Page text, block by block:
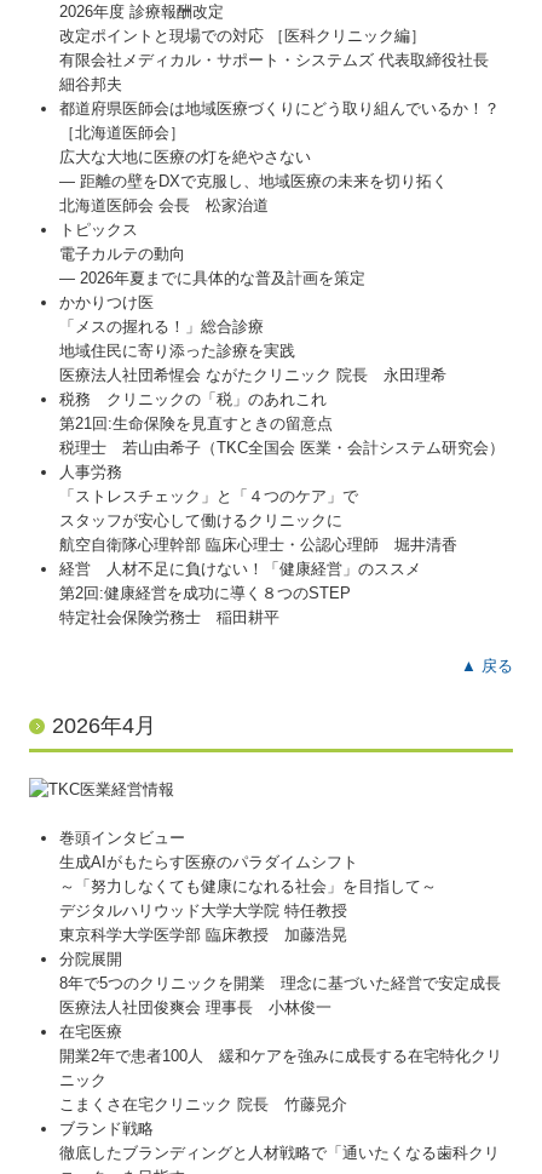
2026年度 診療報酬改定
改定ポイントと現場での対応 ［医科クリニック編］
有限会社メディカル・サポート・システムズ 代表取締役社長
細谷邦夫
都道府県医師会は地域医療づくりにどう取り組んでいるか！？
［北海道医師会］
広大な大地に医療の灯を絶やさない
― 距離の壁をDXで克服し、地域医療の未来を切り拓く
北海道医師会 会長 松家治道
トピックス
電子カルテの動向
― 2026年夏までに具体的な普及計画を策定
かかりつけ医
「メスの握れる！」総合診療
地域住民に寄り添った診療を実践
医療法人社団希惺会 ながたクリニック 院長 永田理希
税務 クリニックの「税」のあれこれ
第21回:生命保険を見直すときの留意点
税理士 若山由希子（TKC全国会 医業・会計システム研究会）
人事労務
「ストレスチェック」と「４つのケア」で
スタッフが安心して働けるクリニックに
航空⾃衛隊⼼理幹部 臨床⼼理⼠・公認⼼理師 堀井清⾹
経営 人材不足に負けない！「健康経営」のススメ
第2回:健康経営を成功に導く８つのSTEP
特定社会保険労務士 稲田耕平
▲ 戻る
2026年4月
巻頭インタビュー
生成AIがもたらす医療のパラダイムシフト
～「努力しなくても健康になれる社会」を目指して～
デジタルハリウッド大学大学院 特任教授
東京科学大学医学部 臨床教授 加藤浩晃
分院展開
8年で5つのクリニックを開業 理念に基づいた経営で安定成長
医療法人社団俊爽会 理事長 小林俊一
在宅医療
開業2年で患者100人 緩和ケアを強みに成長する在宅特化クリ
ニック
こまくさ在宅クリニック 院長 竹藤晃介
ブランド戦略
徹底したブランディングと人材戦略で「通いたくなる歯科クリ